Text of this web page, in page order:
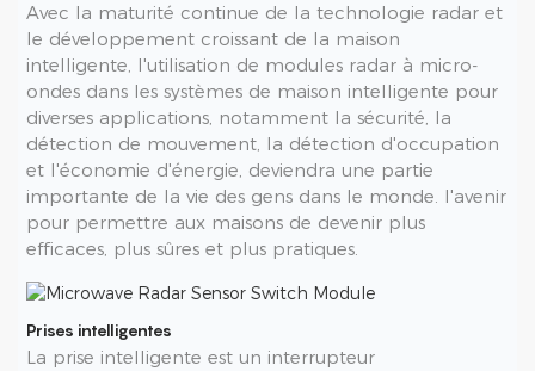
Avec la maturité continue de la technologie radar et
le développement croissant de la maison
intelligente, l'utilisation de modules radar à micro-
ondes dans les systèmes de maison intelligente pour
diverses applications, notamment la sécurité, la
détection de mouvement, la détection d'occupation
et l'économie d'énergie, deviendra une partie
importante de la vie des gens dans le monde. l'avenir
pour permettre aux maisons de devenir plus
efficaces, plus sûres et plus pratiques.
Prises intelligentes
La prise intelligente est un interrupteur